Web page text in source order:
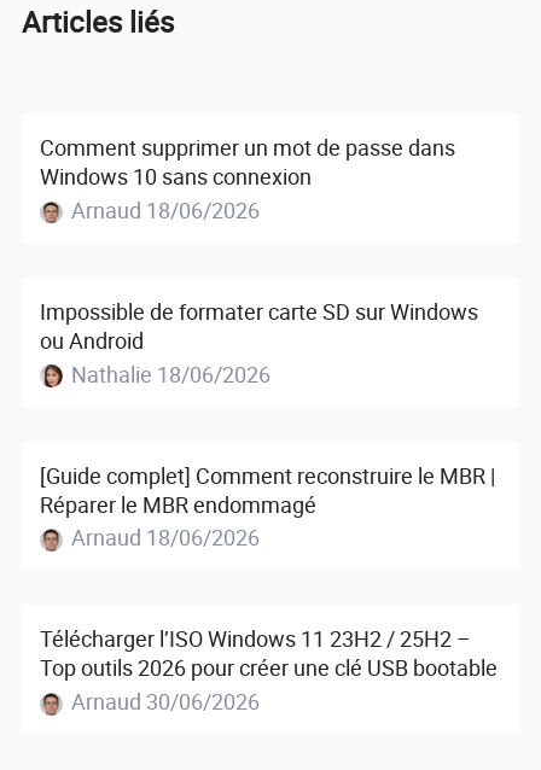
Articles liés
Comment supprimer un mot de passe dans
Windows 10 sans connexion
Arnaud 18/06/2026
Impossible de formater carte SD sur Windows
ou Android
Nathalie 18/06/2026
[Guide complet] Comment reconstruire le MBR |
Réparer le MBR endommagé
Arnaud 18/06/2026
Télécharger l’ISO Windows 11 23H2 / 25H2 –
Top outils 2026 pour créer une clé USB bootable
Arnaud 30/06/2026